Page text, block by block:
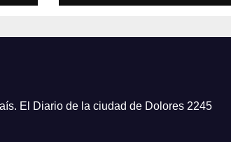
El Diario de la ciudad de Dolores 2245